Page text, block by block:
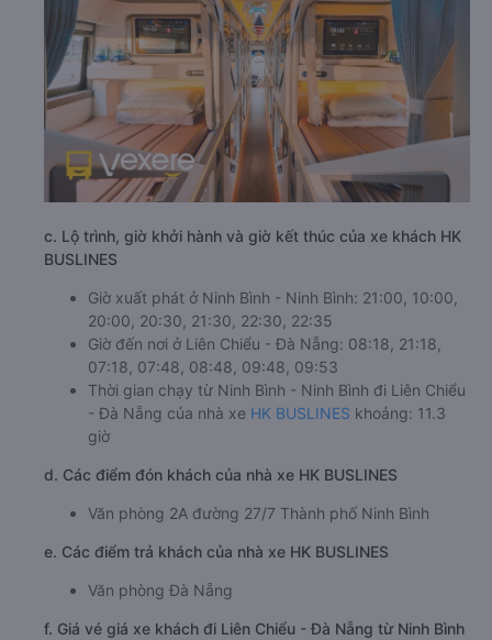
c. Lộ trình, giờ khởi hành và giờ kết thúc của xe khách HK
BUSLINES
Giờ xuất phát ở Ninh Bình - Ninh Bình: 21:00, 10:00,
20:00, 20:30, 21:30, 22:30, 22:35
Giờ đến nơi ở Liên Chiểu - Đà Nẵng: 08:18, 21:18,
07:18, 07:48, 08:48, 09:48, 09:53
Thời gian chạy từ Ninh Bình - Ninh Bình đi Liên Chiểu
- Đà Nẵng của nhà xe HK BUSLINES khoảng: 11.3
giờ
d. Các điểm đón khách của nhà xe HK BUSLINES
Văn phòng 2A đường 27/7 Thành phố Ninh Bình
e. Các điểm trả khách của nhà xe HK BUSLINES
Văn phòng Đà Nẵng
f. Giá vé giá xe khách đi Liên Chiểu - Đà Nẵng từ Ninh Bình